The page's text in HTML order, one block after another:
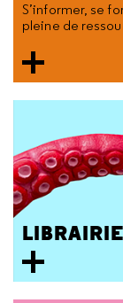
S’informer, se
pleine de